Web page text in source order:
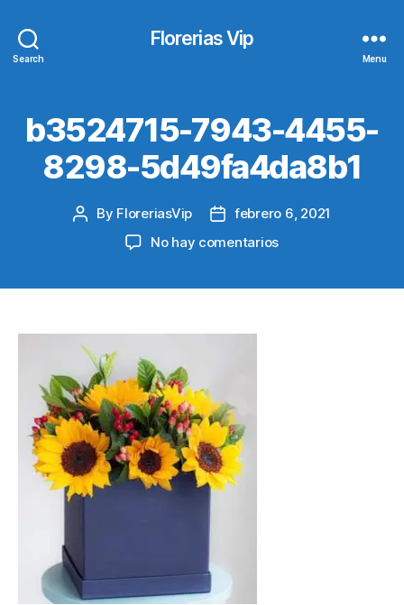
Search
Florerias Vip
Menu
b3524715-7943-4455-
8298-5d49fa4da8b1
Post
By FloreriasVip
Post
date
febrero 6, 2021
No hay comentariosen